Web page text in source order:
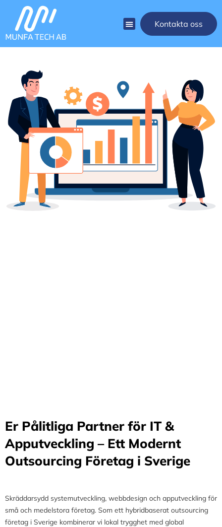
Kontakta oss
Er Pålitliga Partner för IT &
Apputveckling – Ett Modernt
Outsourcing Företag i Sverige
Skräddarsydd systemutveckling, webbdesign och apputveckling för
små och medelstora företag. Som ett hybridbaserat outsourcing
företag i Sverige kombinerar vi lokal trygghet med global